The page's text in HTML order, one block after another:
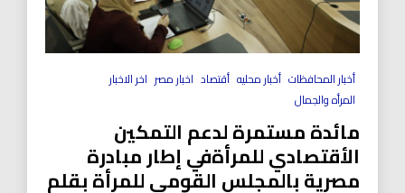
أخبار المحافظات أخبار محليه أقتصاد اخبار مصر اخر الاخبار
المرأه والجمال
مائدة مستمرة لدعم التمكين
الأقتصادي للمرأةفي إطار مبادرة
مصرية بالمجلس القومي للمرأة بقلم